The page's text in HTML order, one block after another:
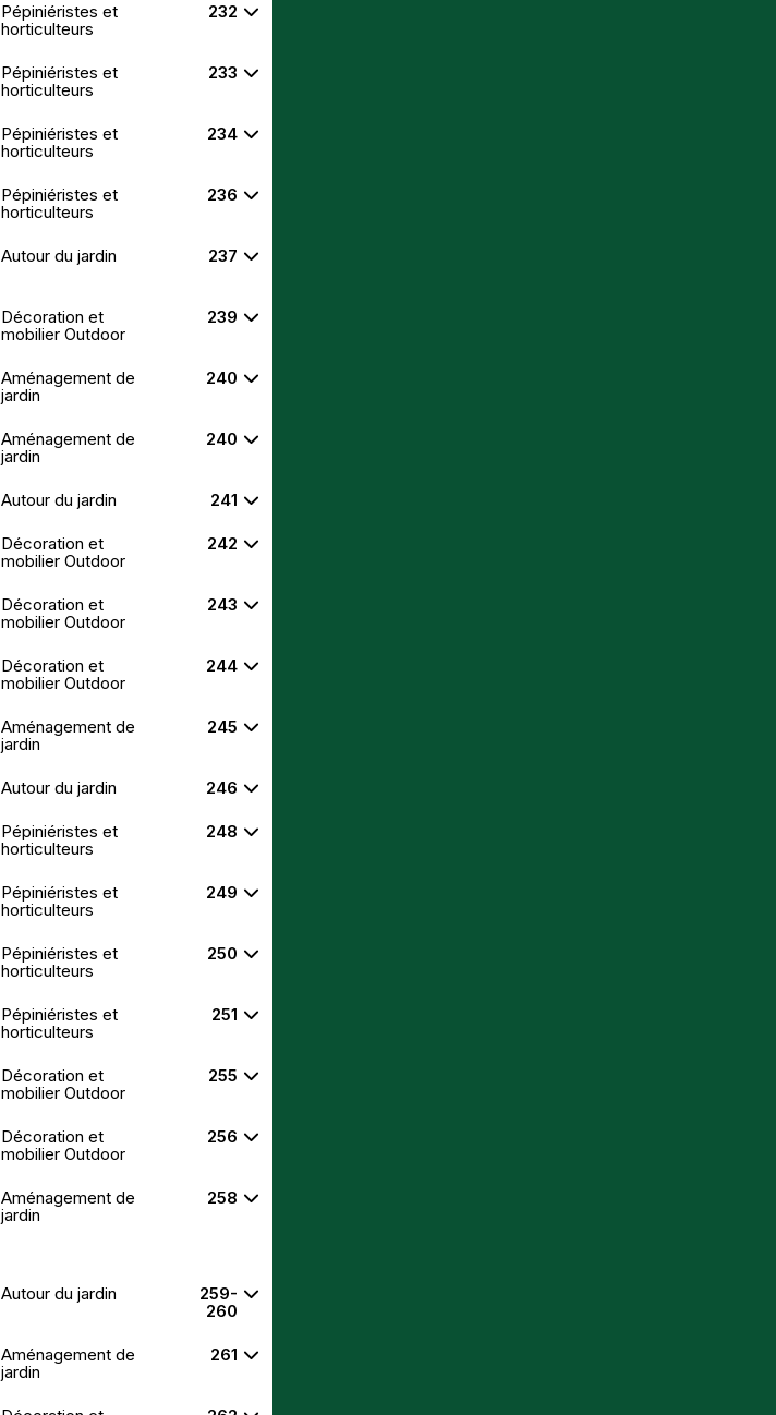
Pépiniéristes et
horticulteurs
232
Pépiniéristes et
horticulteurs
233
Pépiniéristes et
horticulteurs
234
Pépiniéristes et
horticulteurs
236
Autour du jardin 237
Décoration et
mobilier Outdoor
239
Aménagement de
jardin
240
Aménagement de
jardin
240
Autour du jardin 241
Décoration et
mobilier Outdoor
242
Décoration et
mobilier Outdoor
243
Décoration et
mobilier Outdoor
244
Aménagement de
jardin
245
Autour du jardin 246
Pépiniéristes et
horticulteurs
248
Pépiniéristes et
horticulteurs
249
Pépiniéristes et
horticulteurs
250
Pépiniéristes et
horticulteurs
251
Décoration et
mobilier Outdoor
255
Décoration et
mobilier Outdoor
256
Aménagement de
jardin
258
Autour du jardin
259-
260
Aménagement de
jardin
261